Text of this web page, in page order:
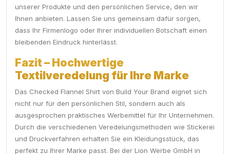
unserer Produkte und den persönlichen Service, den wir
Ihnen anbieten. Lassen Sie uns gemeinsam dafür sorgen,
dass Ihr Firmenlogo oder Ihrer individuellen Botschaft einen
bleibenden Eindruck hinterlässt.
Fazit – Hochwertige
Textilveredelung für Ihre Marke
Das Checked Flannel Shirt von Build Your Brand eignet sich
nicht nur für den persönlichen Stil, sondern auch als
ausgesprochen praktisches Werbemittel für Ihr Unternehmen.
Durch die verschiedenen Veredelungsmethoden wie Stickerei
und Druckverfahren erhalten Sie ein Kleidungsstück, das
perfekt zu Ihrer Marke passt. Bei der Lion Werbe GmbH in